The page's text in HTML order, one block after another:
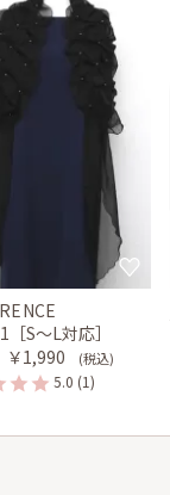
S〜L対応］
￥1,990 (税込)
5.0 (1)